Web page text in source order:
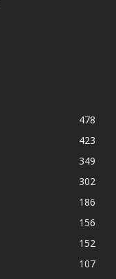
478
423
349
302
186
156
152
107